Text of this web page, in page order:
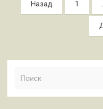
записей
Назад 1